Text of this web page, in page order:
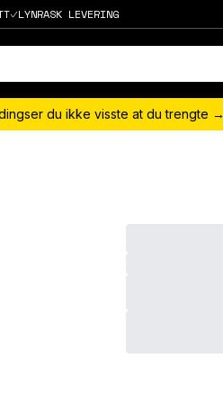
LYNRASK LEVERING
du ikke visste at du trengte →